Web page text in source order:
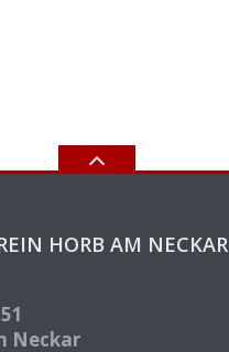
HORB AM NECKAR
Neckar